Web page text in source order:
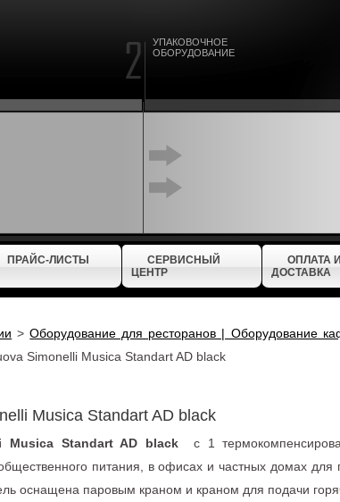
УПАКОВОЧНОЕ
ОБОРУДОВАНИЕ
ПРАЙС-ЛИСТЫ
СЕРВИСНЫЙ
ЦЕНТР
ОПЛАТА И
ДОСТАВКА
>Оборудование для ресторанов | Оборудование
Simonelli Musica Standart AD black
Musica Standart AD black
Musica Standart AD blackc 1
питания, в офисах и частных домах для
оснащена паровым краном и краном для подачи